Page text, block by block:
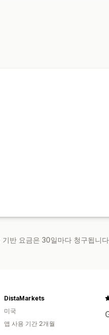
반 요금은 30일마다 청구됩니
DistaMarkets
미국
앱 사용 기간 2개월